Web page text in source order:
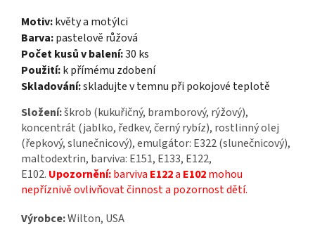
Motiv:květy a motýlci
Barva:pastelově růžová
Počet kusů v balení:30 ks
Použití:k přímému zdobení
Skladování:skladujte v temnu při pokojové teplotě
Složení:škrob (kukuřičný, bramborový, rýžový),
koncentrát (jablko, ředkev, černý rybíz), rostlinný olej
(řepkový, slunečnicový), emulgátor: E322 (slunečnicový),
maltodextrin, barviva: E151, E133, E122,
E102. Upozornění:barviva E122a E102mohou
nepříznivě ovlivňovat činnost a pozornost dětí.
Výrobce:Wilton, USA